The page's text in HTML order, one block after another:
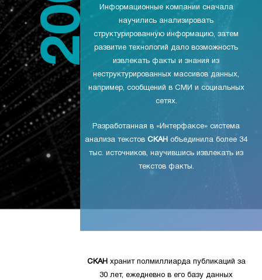
Информационные компании сначала
научились анализировать
структурированную информацию, затем
развитие технологий дало возможность
извлекать факты и знания из
неструктурированных массивов данных,
например, сообщений в СМИ и социальных
сетях.
Разработанная в «Интерфаксе» система
анализа текстов СКАН объединила более 34
тыс. источников, научившись извлекать из
текстов факты.
СКАН хранит полмиллиарда публикаций за
30 лет, ежедневно в его базу данных